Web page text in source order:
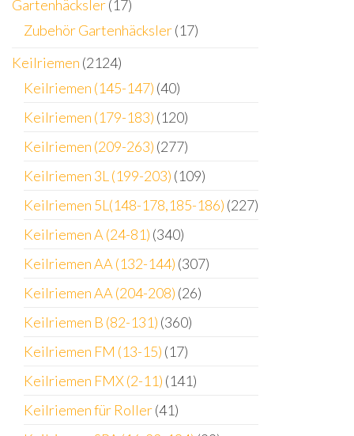
Gartenhäcksler(17)
Zubehör Gartenhäcksler(17)
Keilriemen (2124)
Keilriemen (145-147) (40)
Keilriemen (179-183) (120)
Keilriemen (209-263) (277)
Keilriemen 3L (199-203) (109)
Keilriemen 5L(148-178,185-186) (227)
Keilriemen A (24-81) (340)
Keilriemen AA (132-144) (307)
Keilriemen AA (204-208) (26)
Keilriemen B (82-131) (360)
Keilriemen FM (13-15) (17)
Keilriemen FMX (2-11) (141)
Keilriemen für Roller(41)